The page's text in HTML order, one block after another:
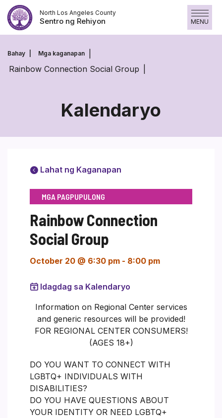
Skip
to
content
North Los Angeles County
Sentro ng Rehiyon MENU
Bahay Mga kaganapan
Rainbow Connection Social Group
Kalendaryo
Lahat ng Kaganapan
MGA PAGPUPULONG
Rainbow Connection
Social Group
October 20 @ 6:30 pm - 8:00 pm
Idagdag sa Kalendaryo
Information on Regional Center services
and generic resources will be provided!
FOR REGIONAL CENTER CONSUMERS!
(AGES 18+)
DO YOU WANT TO CONNECT WITH
LGBTQ+ INDIVIDUALS WITH
DISABILITIES?
DO YOU HAVE QUESTIONS ABOUT
YOUR IDENTITY OR NEED LGBTQ+